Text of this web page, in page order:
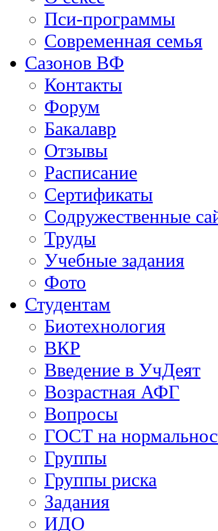
Пси-программы
Современная семья
Сазонов ВФ
Контакты
Форум
Бакалавр
Отзывы
Расписание
Сертификаты
Содружественные
Труды
Учебные задания
Фото
Студентам
Биотехнология
ВКР
Введение в УчДеят
Возрастная АФГ
Вопросы
ГОСТ на
Группы
Группы риска
Задания
ИДО